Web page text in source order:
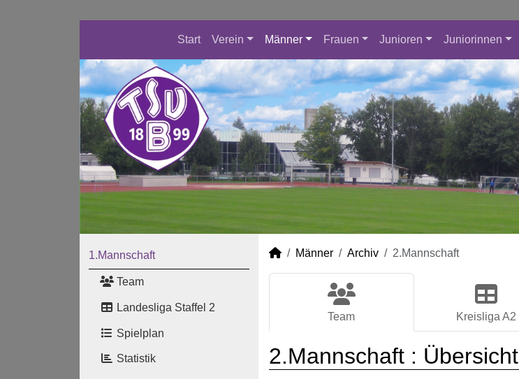
Start Verein Männer Frauen Junioren Juniorinnen
1.Mannschaft
Team
Landesliga Staffel 2
Spielplan
Statistik
Männer Archiv 2.Mannschaft
Team Kreisliga A2
2.Mannschaft : Übersicht